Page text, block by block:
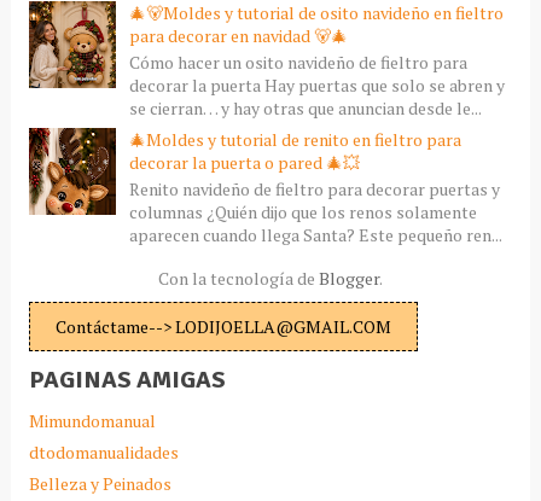
🎄🐻Moldes y tutorial de osito navideño en fieltro
para decorar en navidad 🐻🎄
Cómo hacer un osito navideño de fieltro para
decorar la puerta Hay puertas que solo se abren y
se cierran… y hay otras que anuncian desde le...
🎄Moldes y tutorial de renito en fieltro para
decorar la puerta o pared 🎄💥
Renito navideño de fieltro para decorar puertas y
columnas ¿Quién dijo que los renos solamente
aparecen cuando llega Santa? Este pequeño ren...
Con la tecnología de Blogger.
Contáctame--> LODIJOELLA@GMAIL.COM
PAGINAS AMIGAS
Mimundomanual
dtodomanualidades
Belleza y Peinados